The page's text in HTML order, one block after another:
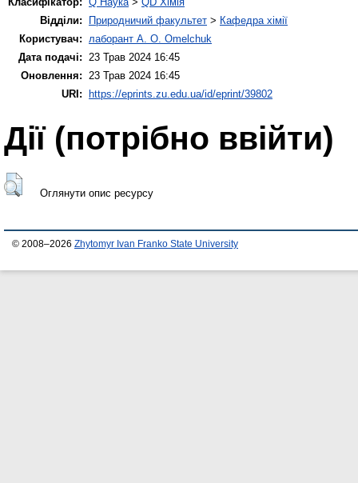
Відділи:
Природничий факультет > Кафедра хімії
Користувач: лаборант A. O. Omelchuk
Дата подачі: 23 Трав 2024 16:45
Оновлення: 23 Трав 2024 16:45
URI:
https://eprints.zu.edu.ua/id/eprint/39802
Дії ​​(потрібно ввійти)
Оглянути опис ресурсу
© 2008–2026 Zhytomyr Ivan Franko State University